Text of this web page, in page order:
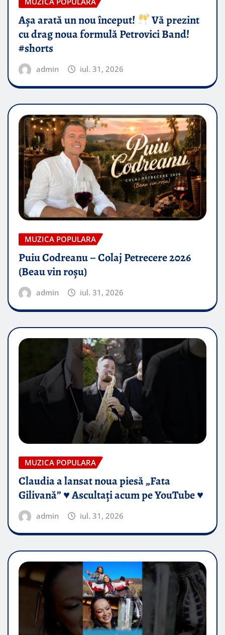
Așa arată un nou început!
Vă prezint
cu drag noua formulă Petrovici Band!
#shorts
admin iul. 31, 2026
MUZICA POPULARA
Puiu Codreanu – Colaj Petrecere 2026
(Beau vin roșu)
admin iul. 31, 2026
MUZICA POPULARA
Claudia a lansat noua piesă „Fata
Gilivană” ♥️ Ascultați acum pe YouTube ♥️
admin iul. 31, 2026